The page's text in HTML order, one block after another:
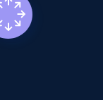
Rating,
Initial